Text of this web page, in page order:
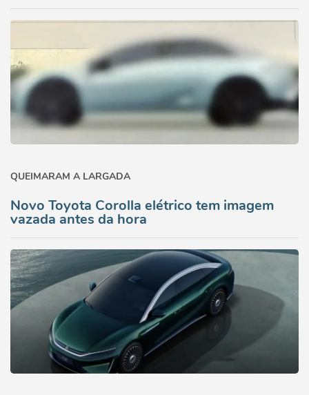
QUEIMARAM A LARGADA
Novo Toyota Corolla elétrico tem imagem
vazada antes da hora